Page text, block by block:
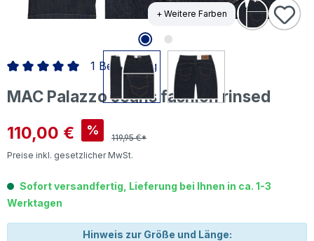
+ Weitere Farben
MAC Palazzo Jeans fashion rinsed
Verkaufspreis:
110,00 € %
119,95 €*
Preise inkl. gesetzlicher MwSt.
Durchschnittliche Bewertung von 5 von 5 Sternen
1 Bewertung
Sofort versandfertig, Lieferung bei Ihnen in ca. 1-3
Werktagen
Hinweis zur Größe und Länge: